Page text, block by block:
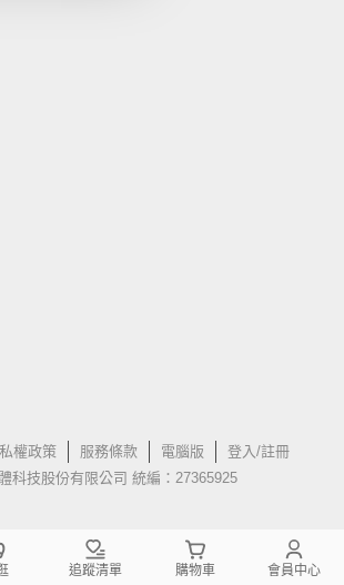
權政策 服務條款 電腦版
登入/註冊
科技股份有限公司 統編：27365925
追蹤清單 購物車 會員中心